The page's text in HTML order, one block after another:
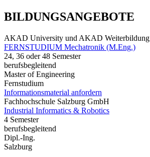
BILDUNGSANGEBOTE
AKAD University und AKAD Weiterbildung
FERNSTUDIUM Mechatronik (M.Eng.)
24, 36 oder 48 Semester
berufsbegleitend
Master of Engineering
Fernstudium
Informationsmaterial anfordern
Fachhochschule Salzburg GmbH
Industrial Informatics & Robotics
4 Semester
berufsbegleitend
Dipl.-Ing.
Salzburg